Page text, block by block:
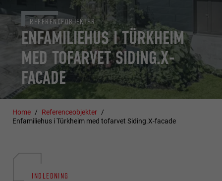
ENFAMILIEHUS I TÜRKHEIM
MED TOFARVET SIDING.X-
FACADE
REFERENCEOBJEKTER
Home
Referenceobjekter
Enfamiliehus i Türkheim med tofarvet Siding.X-facade
INDLEDNING